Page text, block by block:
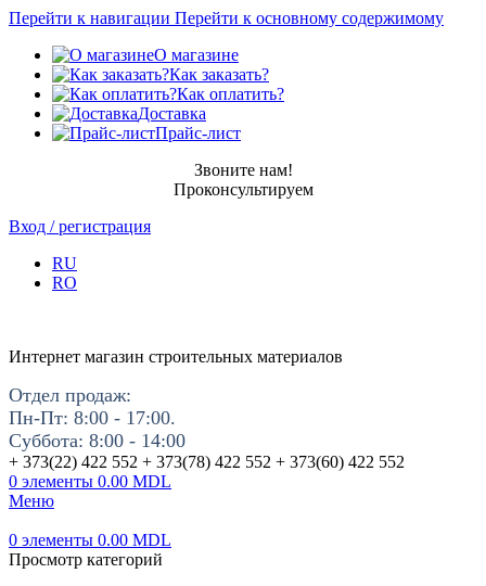
Перейти к навигации Перейти к основному содержимому
О магазине
Как заказать?
Как оплатить?
Доставка
Прайс-лист
Звоните нам!
Проконсультируем
Вход / регистрация
RU
RO
Интернет магазин строительных материалов
Отдел продаж:
Пн-Пт: 8:00 - 17:00.
Суббота: 8:00 - 14:00
+ 373(22) 422 552 + 373(78) 422 552 + 373(60) 422 552
0 элементы 0.00 MDL
Меню
0 элементы 0.00 MDL
Просмотр категорий